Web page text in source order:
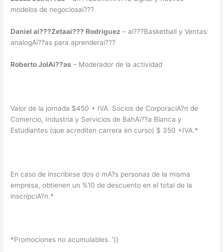
modelos de negociosai???
Daniel ai???Zetaai??? Rodriguez – ai???Basketball y Ventas:
analogAi??as para aprenderai???
Roberto JolAi??as – Moderador de la actividad
Valor de la jornada $450 + IVA. Socios de CorporaciA?n de
Comercio, Industria y Servicios de BahAi??a Blanca y
Estudiantes (que acrediten carrera en curso) $ 350 +IVA.*
En caso de inscribirse dos o mA?s personas de la misma
empresa, obtienen un %10 de descuento en el total de la
inscripciA?n.*
*Promociones no acumulables. ')}